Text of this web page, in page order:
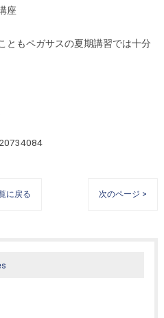
座
ともペガサスの夏期講習では十分
に戻る 次のページ >